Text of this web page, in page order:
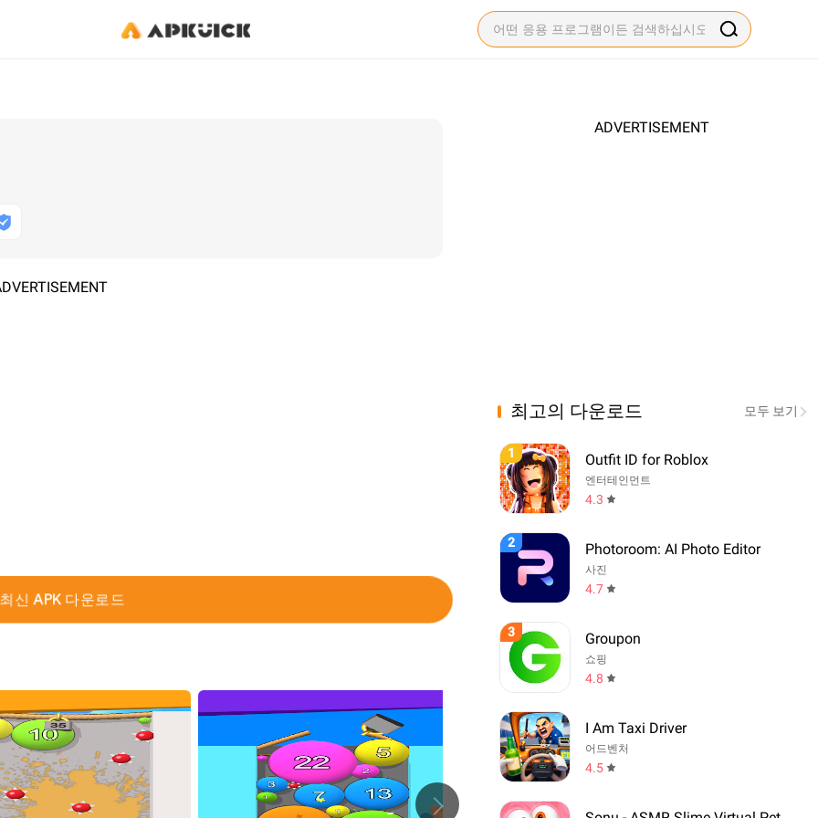
최신 APK 다운로드
ADVERTISEMENT
최고의 다운로드 모두 보기
1 Outfit ID for Roblox
엔터테인먼트
4.3
2 Photoroom: AI Photo Editor
사진
4.7
3 Groupon
쇼핑
4.8
I Am Taxi Driver
어드벤처
4.5